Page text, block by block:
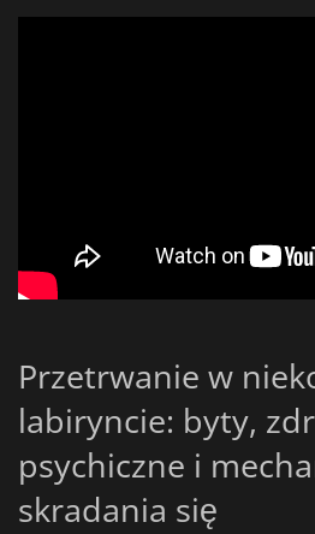
Przetrwanie w
labiryncie: byty,
psychiczne i
skradania się